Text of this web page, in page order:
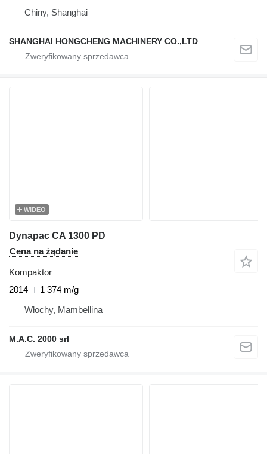
Chiny, Shanghai
SHANGHAI HONGCHENG MACHINERY CO.,LTD
WIDEO
Dynapac CA 1300 PD
Cena na żądanie
Kompaktor
2014
1 374 m/g
Włochy, Mambellina
M.A.C. 2000 srl